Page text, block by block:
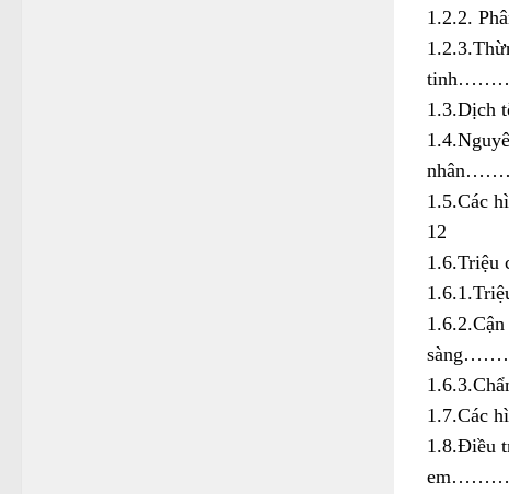
1.2.2.
12
1.7.Các
1.8.Điều